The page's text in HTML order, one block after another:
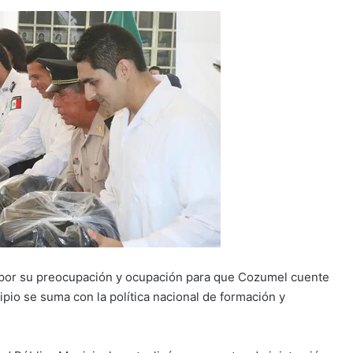
su preocupación y ocupación para que Cozumel cuente
se suma con la política nacional de formación y